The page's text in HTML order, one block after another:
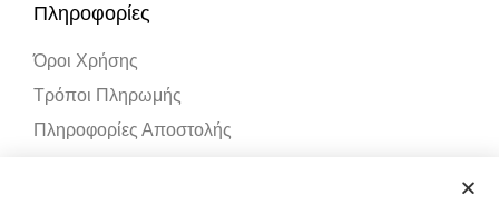
Πληροφορίες
Όροι Χρήσης
Τρόποι Πληρωμής
Πληροφορίες Αποστολής